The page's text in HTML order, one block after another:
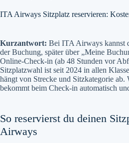
ITA Airways Sitzplatz reservieren:
Kurzantwort: Bei ITA Airways kannst
der Buchung, später über „Meine
Online-Check-in (ab 48 Stunden vor
Sitzplatzwahl ist seit 2024 in allen
hängt von Strecke und Sitzkategorie ab.
bekommt beim Check-in automatisch
So reservierst du deinen
Airways